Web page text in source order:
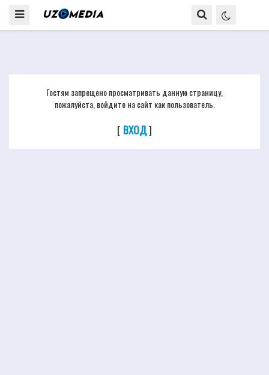
Гостям запрещено просматривать данную страницу,
пожалуйста, войдите на сайт как пользователь.
[ ВХОД]